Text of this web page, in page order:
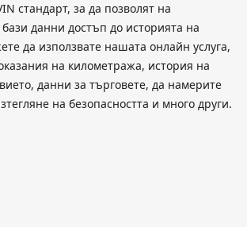
стандарт, за да позволят на
данни достъп до историята на
да използвате нашата онлайн услуга,
на километража, история на
данни за търговете, да намерите
на безопасността и много други.